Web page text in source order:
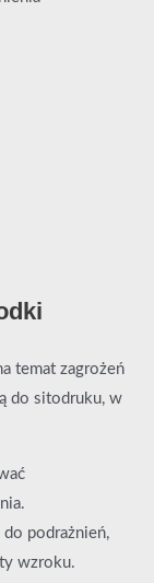
temat zagrożeń
do sitodruku, w
podrażnień,
wzroku.